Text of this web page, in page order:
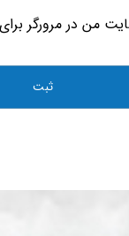
من در مرورگر